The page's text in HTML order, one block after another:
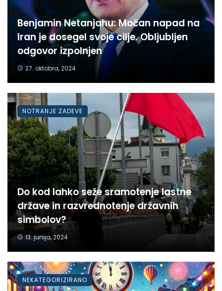
Benjamin Netanjahu: Močan napad na
Iran je dosegel svoje cilje. Obljubljen
odgovor izpolnjen
27. oktobra, 2024
Do kod lahko seže sramotenje lastne
države in razvrednotenje državnih
simbolov?
13. junija, 2024
NOTRANJE ZADEVE
NEKATEGORIZIRANO